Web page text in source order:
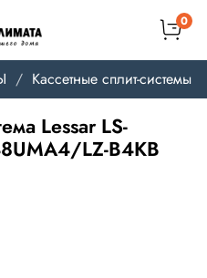
0
Кассетные сплит-системы
Lessar LS-
LZ-B4KB